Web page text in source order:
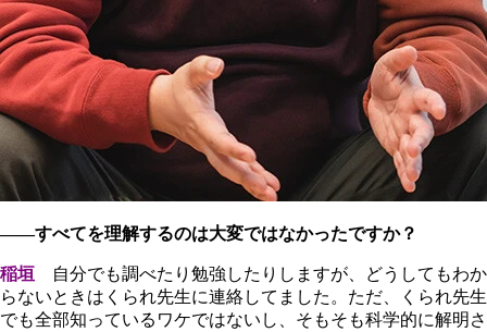
――すべてを理解するのは大変ではなかったですか？
稲垣 自分でも調べたり勉強したりしますが、どうしてもわか
らないときはくられ先生に連絡してました。ただ、くられ先生
でも全部知っているワケではないし、そもそも科学的に解明さ